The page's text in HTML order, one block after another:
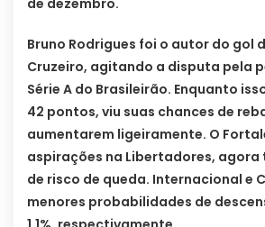
Bruno Rodrigues foi o autor do gol
Cruzeiro, agitando a disputa pela
Série A do Brasileirão. Enquanto
42 pontos, viu suas chances de
aumentarem ligeiramente. O
aspirações na Libertadores, agora
de risco de queda. Internacional e
menores probabilidades de